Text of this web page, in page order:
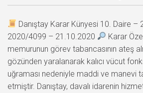
Danıştay Karar Künyesi 10. Daire
2020/4099 – 21.10.2020
Karar
memurunun görev tabancasının ateş
gözünden yaralanarak kalıcı vücut
uğraması nedeniyle maddi ve manevi
etmiştir. Danıştay, davalı idarenin